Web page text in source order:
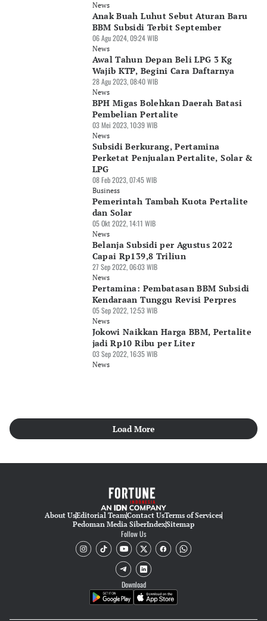
News
Anak Buah Luhut Sebut Aturan Baru
BBM Subsidi Terbit September
06 Agu 2024, 09:24 WIB
News
Awal Tahun Depan Beli LPG 3 Kg
Wajib KTP, Begini Cara Daftarnya
28 Agu 2023, 08:40 WIB
News
BPH Migas Bolehkan Daerah Batasi
Pembelian Pertalite
03 Mei 2023, 10:39 WIB
News
Subsidi Berkurang, Pertamina
Perketat Penjualan Pertalite, Solar &
LPG
08 Feb 2023, 07:45 WIB
Business
Pemerintah Tambah Kuota Pertalite
dan Solar
05 Okt 2022, 14:11 WIB
News
Belanja Subsidi per Agustus 2022
Capai Rp139,8 Triliun
27 Sep 2022, 06:03 WIB
News
Pertamina: Pembatasan BBM Subsidi
Kendaraan Tunggu Revisi Perpres
05 Sep 2022, 12:53 WIB
News
Jokowi Naikkan Harga BBM, Pertalite
jadi Rp10 Ribu per Liter
03 Sep 2022, 16:35 WIB
News
Load More
About UsEditorial TeamContact UsTerms of Services
Pedoman Media SiberIndexSitemap
Follow Us
Download